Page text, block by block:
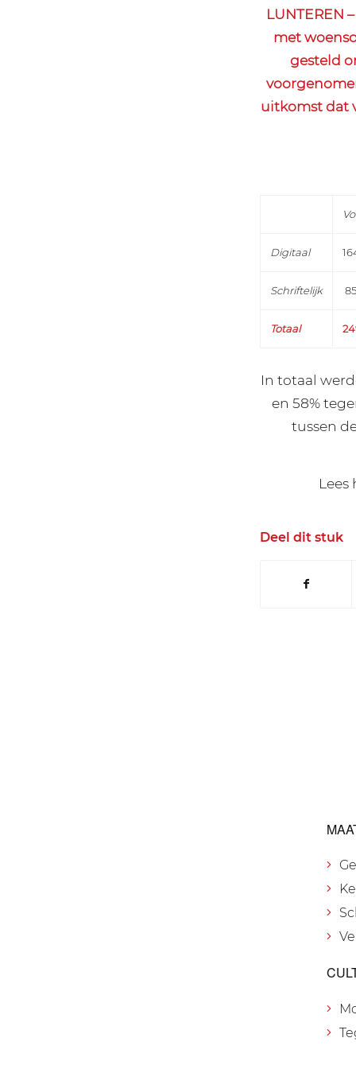
LUNTEREN
met
gesteld
uitkomst dat
Digitaal
Schriftelijk 85
Totaal
In totaal
en 58%
tussen
Deel dit stuk